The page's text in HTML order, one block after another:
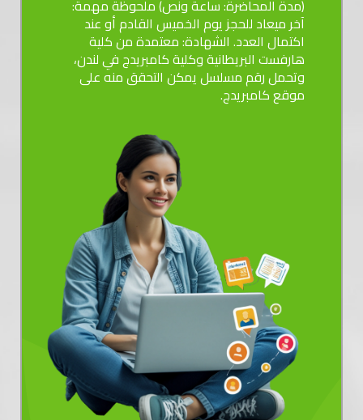
(مدة المحاضرة: ساعة ونص) ملحوظة مهمة:
آخر ميعاد للحجز يوم الخميس القادم أو عند
اكتمال العدد. الشهادة: معتمدة من كلية
هارفست البريطانية وكلية كامبريدج في لندن،
وتحمل رقم مسلسل يمكن التحقق منه على
موقع كامبريدج.